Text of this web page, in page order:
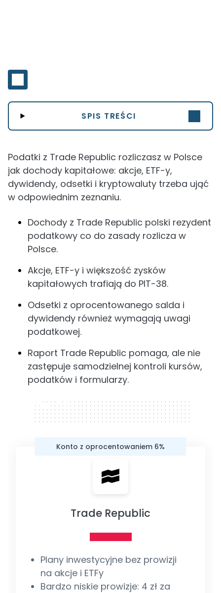
SPIS TREŚCI
Podatki z Trade Republic rozliczasz w Polsce
jak dochody kapitałowe: akcje, ETF-y,
dywidendy, odsetki i kryptowaluty trzeba ująć
w odpowiednim zeznaniu.
Dochody z Trade Republic polski rezydent
podatkowy co do zasady rozlicza w
Polsce.
Akcje, ETF-y i większość zysków
kapitałowych trafiają do PIT-38.
Odsetki z oprocentowanego salda i
dywidendy również wymagają uwagi
podatkowej.
Raport Trade Republic pomaga, ale nie
zastępuje samodzielnej kontroli kursów,
podatków i formularzy.
320 x 50
Konto z oprocentowaniem 6%
Trade Republic
Plany inwestycyjne bez prowizji
na akcje i ETFy
Bardzo niskie prowizje: 4 zł za